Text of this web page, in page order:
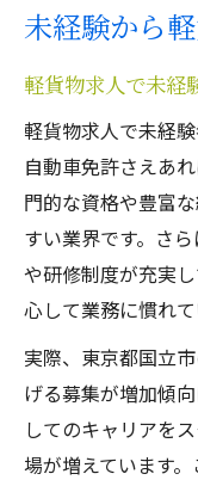
と対策
未経験歓
理想の働き方
軽貨物求
法
東京都国
理想のワ
軽貨物求
方法
東京都国
し方
未経験から
軽貨物求人で未経
軽貨物求人で未経
自動車免許さえあ
門的な資格や豊富
すい業界です。さ
や研修制度が充実
心して業務に慣れて
実際、東京都国立
げる募集が増加傾
してのキャリアを
場が増えています